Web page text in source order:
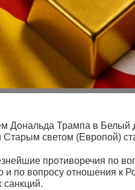
Дональда Трампа в
светом (Европой)
противоречия по
и по вопросу отношения к
санкций.